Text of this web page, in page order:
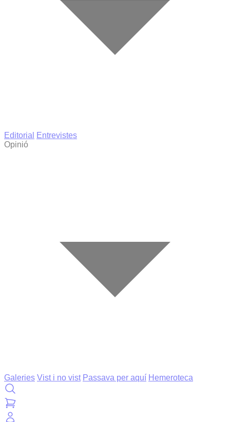
Editorial
Entrevistes
Opinió
Galeries Vist i no vist Passava per aquí Hemeroteca